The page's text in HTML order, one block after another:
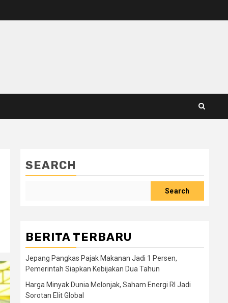
SEARCH
Search
BERITA TERBARU
Jepang Pangkas Pajak Makanan Jadi 1 Persen,
Pemerintah Siapkan Kebijakan Dua Tahun
Harga Minyak Dunia Melonjak, Saham Energi RI Jadi
Sorotan Elit Global